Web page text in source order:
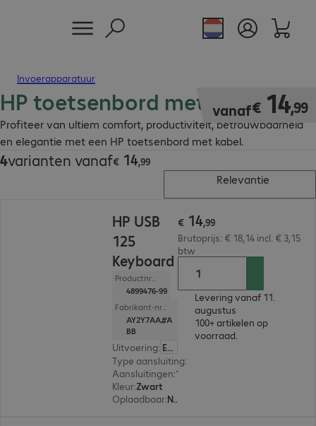
Invoerapparatuur
HP toetsenbord met kabel
Profiteer van ultiem comfort, productiviteit, betrouwbaarheid
en elegantie met een HP toetsenbord met kabel.
vanaf€ 14,99
€ 14,99
4varianten vanaf€ 14,99
€ 14,99
Relevantie
HP USB
125
Keyboard
Productnr.:
4899476-99
Fabrikant-nr.:
AY2Y7AA#A
BB
Uitvoering: Europa (Engels)
Type aansluiting:
Aansluitingen:
Kleur:Zwart
Oplaadbaar: Nee
€ 14,99
Brutoprijs: € 18,14 incl. € 3,15
btw
Levering vanaf 11.
augustus
100+ artikelen op
voorraad.